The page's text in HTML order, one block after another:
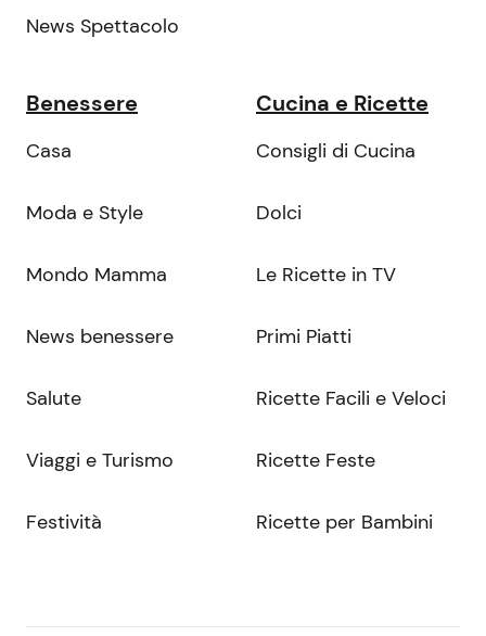
News Spettacolo
Benessere
Casa
Moda e Style
Mondo Mamma
News benessere
Salute
Viaggi e Turismo
Festività
Cucina e Ricette
Consigli di Cucina
Dolci
Le Ricette in TV
Primi Piatti
Ricette Facili e Veloci
Ricette Feste
Ricette per Bambini